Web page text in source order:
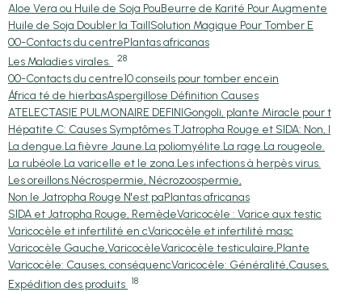
Aloe Vera ou Huile de Soja PouBeurre de Karité Pour Augmente
Huile de Soja Doubler la TaillSolution Magique Pour Tomber E
00-Contacts du centrePlantas africanas
Les Maladies virales.
28
00-Contacts du centre10 conseils pour tomber encein
África té de hierbasAspergillose Définition Causes
ATELECTASIE PULMONAIRE DEFINIGongoli, plante Miracle pour t
Hépatite C: Causes Symptômes TJatropha Rouge et SIDA: Non, l
La dengue.La fièvre Jaune.La poliomyélite.La rage.La rougeole.
La rubéole.La varicelle et le zona.Les infections à herpès virus.
Les oreillons.Nécrospermie, Nécrozoospermie,
Non le Jatropha Rouge N'est paPlantas africanas
SIDA et Jatropha Rouge, RemèdeVaricocèle : Varice aux testic
Varicocèle et infertilité en cVaricocèle et infertilité masc
Varicocèle Gauche,VaricocèleVaricocèle testiculaire,Plante
Varicocèle: Causes, conséquencVaricocèle: Généralité,Causes,
Expédition des produits 18